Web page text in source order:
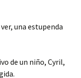
una estupenda
de un niño, Cyril,